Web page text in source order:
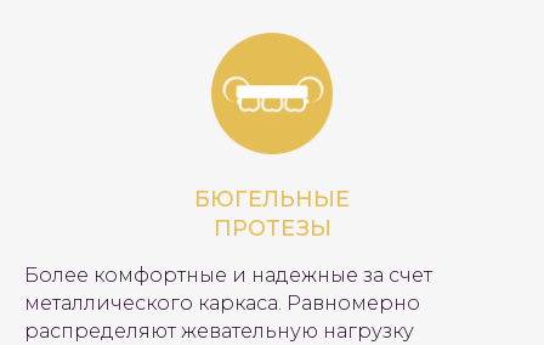
БЮГЕЛЬНЫЕ
ПРОТЕЗЫ
Более комфортные и надежные за счет
металлического каркаса. Равномерно
распределяют жевательную нагрузку